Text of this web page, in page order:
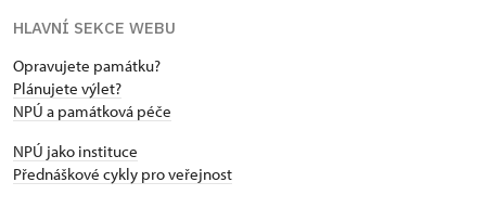
HLAVNÍ SEKCE WEBU
Opravujete památku?
Plánujete výlet?
NPÚ a památková péče
NPÚ jako instituce
Přednáškové cykly pro veřejnost